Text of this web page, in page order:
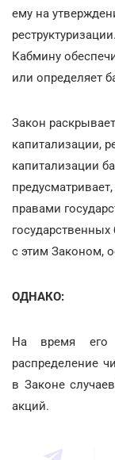
ему на
Кабмину
или определяет
Закон
капитализации,
капитализации
правами
с этим Законом,
ОДНАКО:
На время его
распределение
в Законе
акций.